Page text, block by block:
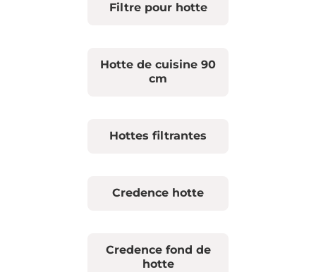
Filtre pour hotte
Hotte de cuisine 90
cm
Hottes filtrantes
Credence hotte
Credence fond de
hotte